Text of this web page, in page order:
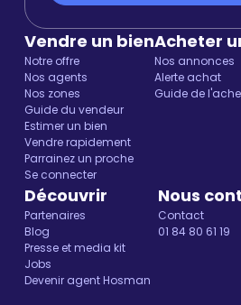
Vendre un bien
Notre offre
Nos agents
Nos zones
Guide du vendeur
Estimer un bien
Vendre rapidement
Parrainez un proche
Se connecter
Acheter
Nos annonces
Alerte achat
Guide de
Découvrir
Partenaires
Blog
Presse et media kit
Jobs
Devenir agent Hosman
Nous
Contact
01 84 80 61 19